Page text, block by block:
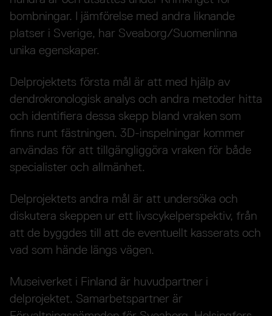
bombningar. I jämförelse med andra liknande
platser i Sverige, har Sveaborg/Suomenlinna
unika egenskaper.
Delprojektets första mål är att med hjälp av
dendrokronologisk analys och andra metoder hitta
och identifiera dessa skepp bland vraken som
finns runt fästningen. 3D-inspelningar kommer
användas för att tillgängliggöra vraken för både
specialister och allmänhet.
Delprojektets andra mål är att undersöka och
diskutera skeppen ur ett livscykelperspektiv, från
att de byggdes till att de eventuellt kasserats och
vad som hände längs vägen.
Museiverket i Finland är huvudpartner i
delprojektet. Samarbetspartner är